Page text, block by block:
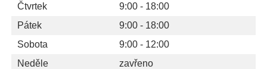
Čtvrtek
9:00 - 18:00
Pátek
9:00 - 18:00
Sobota
9:00 - 12:00
Neděle
zavřeno